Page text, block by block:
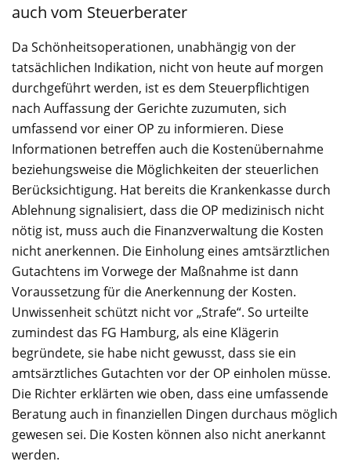
auch vom Steuerberater
Da Schönheitsoperationen, unabhängig von der
tatsächlichen Indikation, nicht von heute auf morgen
durchgeführt werden, ist es dem Steuerpflichtigen
nach Auffassung der Gerichte zuzumuten, sich
umfassend vor einer OP zu informieren. Diese
Informationen betreffen auch die Kostenübernahme
beziehungsweise die Möglichkeiten der steuerlichen
Berücksichtigung. Hat bereits die Krankenkasse durch
Ablehnung signalisiert, dass die OP medizinisch nicht
nötig ist, muss auch die Finanzverwaltung die Kosten
nicht anerkennen. Die Einholung eines amtsärztlichen
Gutachtens im Vorwege der Maßnahme ist dann
Voraussetzung für die Anerkennung der Kosten.
Unwissenheit schützt nicht vor „Strafe“. So urteilte
zumindest das FG Hamburg, als eine Klägerin
begründete, sie habe nicht gewusst, dass sie ein
amtsärztliches Gutachten vor der OP einholen müsse.
Die Richter erklärten wie oben, dass eine umfassende
Beratung auch in finanziellen Dingen durchaus möglich
gewesen sei. Die Kosten können also nicht anerkannt
werden.